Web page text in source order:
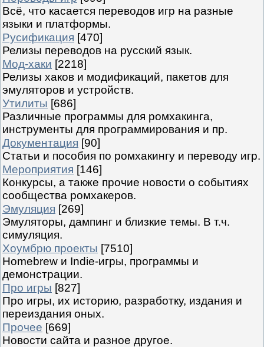
Всё, что касается переводов игр на разные
языки и платформы.
Русификация [470]
Релизы переводов на русский язык.
Мод-хаки [2218]
Релизы хаков и модификаций, пакетов для
эмуляторов и устройств.
Утилиты [686]
Различные программы для ромхакинга,
инструменты для программирования и пр.
Документация [90]
Статьи и пособия по ромхакингу и переводу игр.
Мероприятия [146]
Конкурсы, а также прочие новости о событиях
сообщества ромхакеров.
Эмуляция [269]
Эмуляторы, дампинг и близкие темы. В т.ч.
симуляция.
Хоумбрю проекты [7510]
Homebrew и Indie-игры, программы и
демонстрации.
Про игры [827]
Про игры, их историю, разработку, издания и
переиздания оных.
Прочее [669]
Новости сайта и разное другое.